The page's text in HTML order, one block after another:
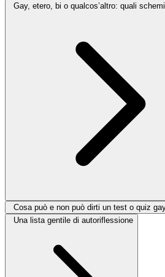
Gay, etero, bi o qualcos’altro: quali
Cosa può e non può dirti un test o quiz
Una lista gentile di autoriflessione